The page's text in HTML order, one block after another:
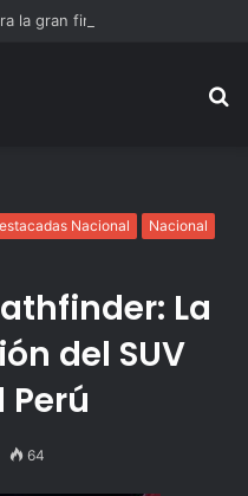
la gran final del RallyACP
Nacional
Nacional
La
del SUV
64